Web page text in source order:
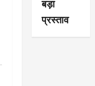
बड़ा
प्रस्ताव